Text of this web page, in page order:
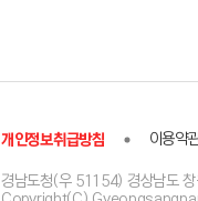
개인정보취급방침 이용약
경남도청(우 51154) 경상남도